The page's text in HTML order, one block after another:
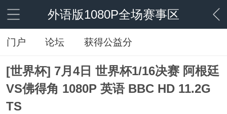
外语版1080P全场赛事区
门户 论坛 获得公益分
[世界杯] 7月4日 世界杯1/16决赛 阿根廷
VS佛得角 1080P 英语 BBC HD 11.2G
TS